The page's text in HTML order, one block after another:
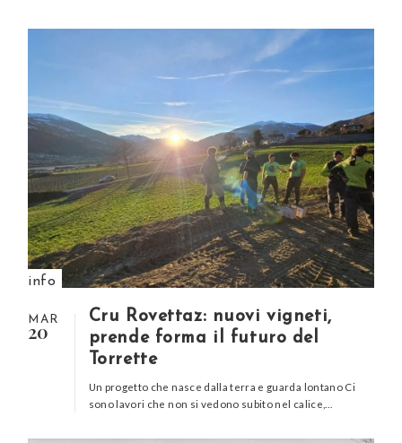
info
MAR
20
Cru Rovettaz: nuovi vigneti,
prende forma il futuro del
Torrette
Un progetto che nasce dalla terra e guarda lontano Ci
sono lavori che non si vedono subito nel calice,…